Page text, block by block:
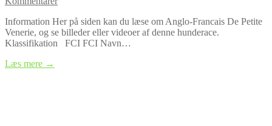
Information Her på siden kan du læse om Anglo-Francais De Petite
Venerie, og se billeder eller videoer af denne hunderace.
Klassifikation FCI FCI Navn…
Læs mere →